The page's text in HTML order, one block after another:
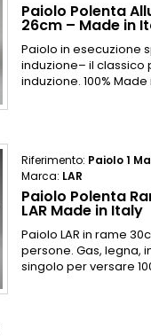
Paiolo Polenta
26cm – Made in
Paiolo in esecuzione
induzione– il classico
induzione. 100% Made
Riferimento: Paiolo 1
Marca: LAR
Paiolo Polenta
LAR Made in Italy
Paiolo LAR in rame
persone. Gas, legna,
singolo per versare